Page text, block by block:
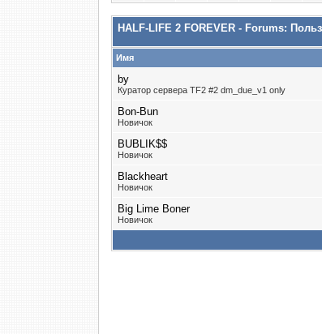
HALF-LIFE 2 FOREVER - Forums:
Имя
by
Куратор сервера TF2 #2 dm_due_v1 only
Bon-Bun
Новичок
BUBLIK$$
Новичок
Blackheart
Новичок
Big Lime Boner
Новичок